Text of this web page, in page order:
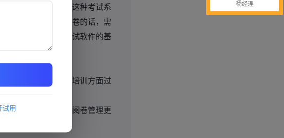
专业的软件系统，这种考试系
卷如果要人工去阅卷的话，需
能化的阅卷就是考试软件的基
候可以先做培训。培训方面过
培训过程。
单，考试更轻松，阅卷管理更
试用
杨经理